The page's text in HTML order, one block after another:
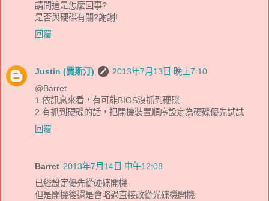
請問這是怎麼回事?
是否與硬碟有關?謝謝!
回覆
Justin (賈斯汀)
2013年7月13日 晚上7:10
@Barret
1.依訊息來看，有可能BIOS沒抓到硬碟
2.有抓到硬碟的話，把開機裝置順序設定為硬碟優先試試
回覆
Barret 2013年7月14日 中午12:08
已經設定優先從硬碟開機
但是開機後還是會略過直接改從光碟機開機